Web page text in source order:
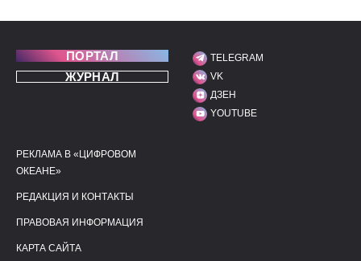
ПОРТАЛ
ЖУРНАЛ
МЫ В СОЦИАЛЬНЫХ
TELEGRAM
VK
ДЗЕН
YOUTUBE
ПОЛЕЗНЫЕ ССЫЛКИ
РЕКЛАМА В «ЦИФРОВОМ
ОКЕАНЕ»
РЕДАКЦИЯ И КОНТАКТЫ
ПРАВОВАЯ ИНФОРМАЦИЯ
КАРТА САЙТА